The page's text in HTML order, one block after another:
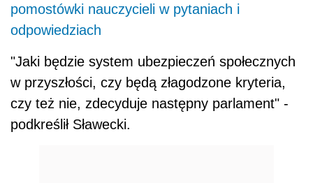
pomostówki nauczycieli w pytaniach i
odpowiedziach
"Jaki będzie system ubezpieczeń społecznych
w przyszłości, czy będą złagodzone kryteria,
czy też nie, zdecyduje następny parlament" -
podkreślił Sławecki.